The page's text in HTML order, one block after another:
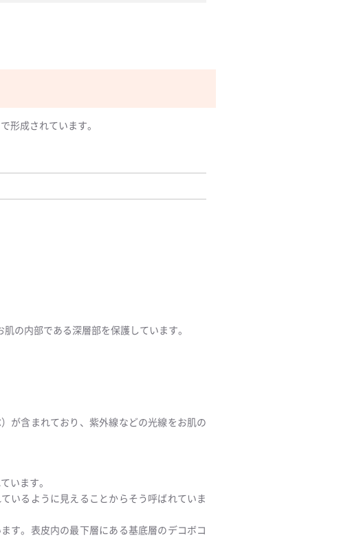
形成されています。
の内部である深層部を保護しています。
が含まれており、紫外線などの光線をお肌の
います。
いるように見えることからそう呼ばれていま
す。表皮内の最下層にある基底層のデコボコ